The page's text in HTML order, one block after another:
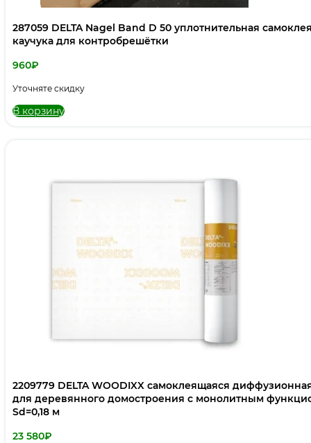
287059 DELTA Nagel Band D 50 уплотнительная
каучука для контробрешётки
960₽
Уточняте скидку
В корзину
2209779 DELTA WOODIXX самоклеящаяся
для деревянного домостроения с монолитным
Sd=0,18 м
23 580₽